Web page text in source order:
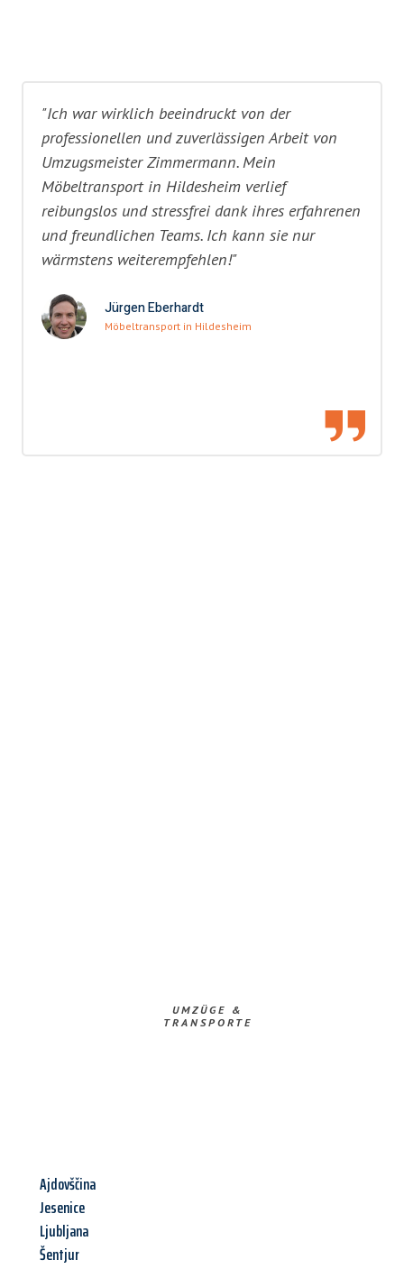
"Ich war wirklich beeindruckt von der
professionellen und zuverlässigen Arbeit von
Umzugsmeister Zimmermann. Mein
Möbeltransport in Hildesheim verlief
reibungslos und stressfrei dank ihres erfahrenen
und freundlichen Teams. Ich kann sie nur
wärmstens weiterempfehlen!"
Jürgen Eberhardt
Möbeltransport in Hildesheim
UMZÜGE &
TRANSPORTE
Ajdovščina
Jesenice
Ljubljana
Šentjur